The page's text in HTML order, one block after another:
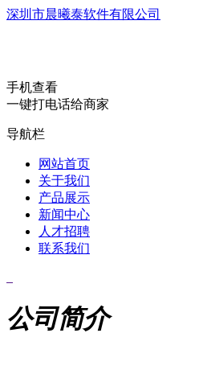
深圳市晨曦泰软件有限公司
手机查看
一键打电话给商家
导航栏
网站首页
关于我们
产品展示
新闻中心
人才招聘
联系我们
公司简介